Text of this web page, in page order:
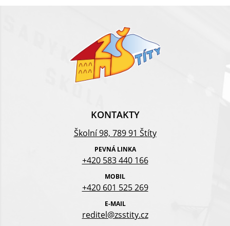
KONTAKTY
Školní 98, 789 91 Štíty
PEVNÁ LINKA
+420 583 440 166
MOBIL
+420 601 525 269
E-MAIL
reditel@zsstity.cz